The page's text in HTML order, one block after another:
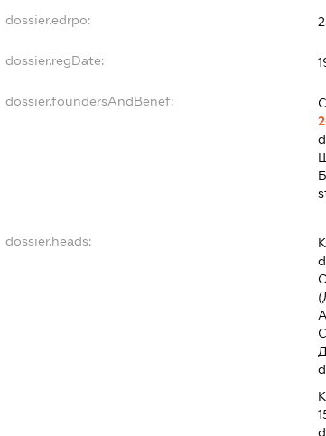
dossier.edrpo:
dossier.regDate:
dossier.foundersAndBenef:
dossier.heads: